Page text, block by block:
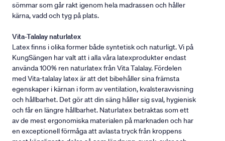
sömmar som går rakt igenom hela madrassen och håller
kärna, vadd och tyg på plats.
Vita-Talalay naturlatex
Latex finns i olika former både syntetisk och naturligt. Vi på
KungSängen har valt att i alla våra latexprodukter endast
använda 100% ren naturlatex från Vita Talalay. Fördelen
med Vita-talalay latex är att det bibehåller sina främsta
egenskaper i kärnan i form av ventilation, kvalsteravvisning
och hållbarhet. Det gör att din säng håller sig sval, hygienisk
och får en längre hållbarhet. Naturlatex betraktas som ett
av de mest ergonomiska materialen på marknaden och har
en exceptionell förmåga att avlasta tryck från kroppens